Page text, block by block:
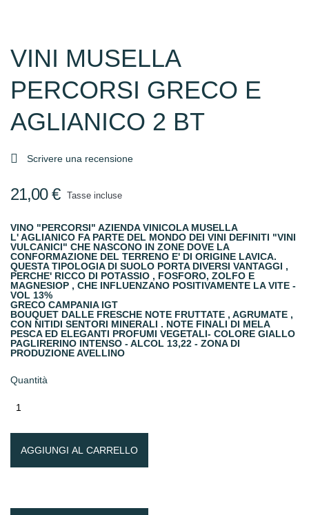
VINI MUSELLA
PERCORSI GRECO E
AGLIANICO 2 BT
 Scrivere una recensione
21,00 € Tasse incluse
VINO "PERCORSI" AZIENDA VINICOLA MUSELLA
L' AGLIANICO FA PARTE DEL MONDO DEI VINI DEFINITI "VINI
VULCANICI" CHE NASCONO IN ZONE DOVE LA
CONFORMAZIONE DEL TERRENO E' DI ORIGINE LAVICA.
QUESTA TIPOLOGIA DI SUOLO PORTA DIVERSI VANTAGGI ,
PERCHE' RICCO DI POTASSIO , FOSFORO, ZOLFO E
MAGNESIOP , CHE INFLUENZANO POSITIVAMENTE LA VITE -
VOL 13%
GRECO CAMPANIA IGT
BOUQUET DALLE FRESCHE NOTE FRUTTATE , AGRUMATE ,
CON NITIDI SENTORI MINERALI . NOTE FINALI DI MELA
PESCA ED ELEGANTI PROFUMI VEGETALI- COLORE GIALLO
PAGLIRERINO INTENSO - ALCOL 13,22 - ZONA DI
PRODUZIONE AVELLINO
Quantità
AGGIUNGI AL CARRELLO